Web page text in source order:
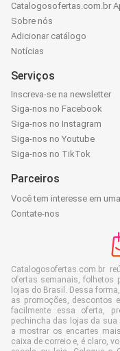
Catalogosofertas.com.br
Sobre nós
Adicionar catálogo
Notícias
Serviços
Inscreva-se na newsletter
Siga-nos no Facebook
Siga-nos no Instagram
Siga-nos no Youtube
Siga-nos no TikTok
Parceiros
Você tem interesse em
Contate-nos
Catalogosofertas.com.br
ofertas semanais, folhetos
lojas do Brasil. Dessa
as promoções, descontos
facilmente essa oferta,
pechincha das lojas da sua
a mostrar os encartes
caixa de correio e, é claro,